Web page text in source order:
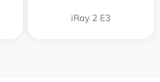
iRay 2 E3